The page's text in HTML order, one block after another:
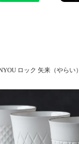
ロック 矢来（やらい）